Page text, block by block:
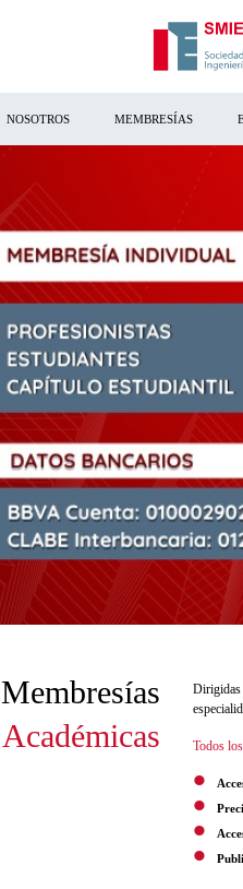
NOSOTROS MEMBRESÍAS
Membresías
Académicas
Dirigidas
Todos